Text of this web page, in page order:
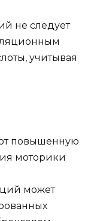
не следует
учитывая
повышенную
моторики
может